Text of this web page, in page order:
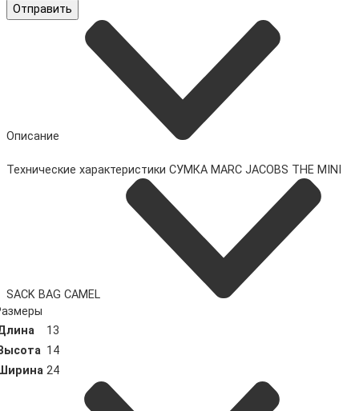
Отправить
Описание
Технические характеристики СУМКА MARC JACOBS THE MINI
SACK BAG CAMEL
13
14
24